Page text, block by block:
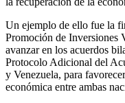
Un ejemplo de ello fue la
Promoción de Inversiones
avanzar en los acuerdos
Protocolo Adicional del
y Venezuela, para
económica entre ambas